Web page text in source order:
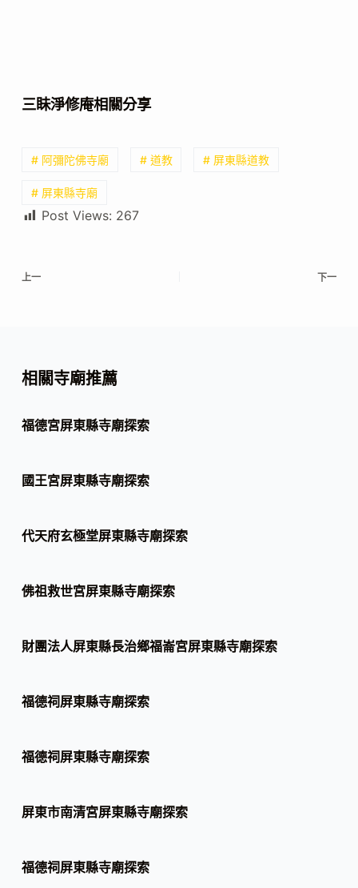
三眛淨修庵相關分享
# 阿彌陀佛寺廟 # 道教 # 屏東縣道教
# 屏東縣寺廟
Post Views: 267
上一 下一
相關寺廟推薦
福德宮屏東縣寺廟探索
國王宮屏東縣寺廟探索
代天府玄極堂屏東縣寺廟探索
佛祖救世宮屏東縣寺廟探索
財團法人屏東縣長治鄉福崙宮屏東縣寺廟探索
福德祠屏東縣寺廟探索
福德祠屏東縣寺廟探索
屏東市南清宮屏東縣寺廟探索
福德祠屏東縣寺廟探索